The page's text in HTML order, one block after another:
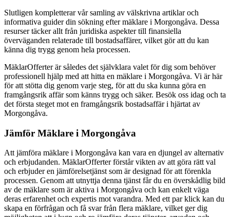
Slutligen kompletterar vår samling av välskrivna artiklar och
informativa guider din sökning efter mäklare i Morgongåva. Dessa
resurser täcker allt från juridiska aspekter till finansiella
överväganden relaterade till bostadsaffärer, vilket gör att du kan
känna dig trygg genom hela processen.
MäklarOfferter är således det självklara valet för dig som behöver
professionell hjälp med att hitta en mäklare i Morgongåva. Vi är här
för att stötta dig genom varje steg, för att du ska kunna göra en
framgångsrik affär som känns trygg och säker. Besök oss idag och ta
det första steget mot en framgångsrik bostadsaffär i hjärtat av
Morgongåva.
Jämför Mäklare i Morgongåva
Att jämföra mäklare i Morgongåva kan vara en djungel av alternativ
och erbjudanden. MäklarOfferter förstår vikten av att göra rätt val
och erbjuder en jämförelsetjänst som är designad för att förenkla
processen. Genom att utnyttja denna tjänst får du en överskådlig bild
av de mäklare som är aktiva i Morgongåva och kan enkelt väga
deras erfarenhet och expertis mot varandra. Med ett par klick kan du
skapa en förfrågan och få svar från flera mäklare, vilket ger dig